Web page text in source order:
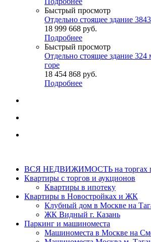
Быстрый просмотр
Отдельно стоящее здание
18 999 668 руб.
Подробнее
Быстрый просмотр
Отдельно стоящее здание 324
горе
18 454 868 руб.
Подробнее
ВСЯ НЕДВИЖИМОСТЬ на торгах
Квартиры с торгов и аукционов
Квартиры в ипотеку
Квартиры в Новостройках и ЖК
Клубный дом в Москве на
ЖК Видный г. Казань
Паркинг и машиноместа
Машиноместа в Москве на